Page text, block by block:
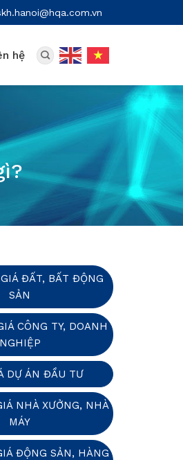
hệ
ĐẤT, BẤT ĐỘNG
SẢN
CÔNG TY, DOANH
NGHIỆP
DỰ ÁN ĐẦU TƯ
NHÀ XƯỞNG, NHÀ
MÁY
ĐỘNG SẢN, HÀNG